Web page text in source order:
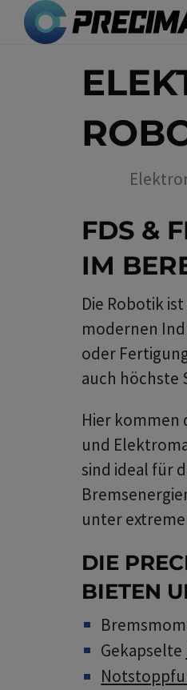
Direkt
zum
FDS &
IM
Die Robotik
modernen
oder
auch höchste
Hier kommen
und
sind ideal für
unter
DIE
BIETEN
Gekapselte